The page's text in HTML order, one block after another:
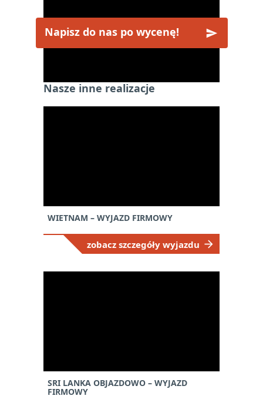
Napisz do nas po wycenę!
Nasze inne realizacje
WIETNAM – WYJAZD FIRMOWY
zobacz szczegóły wyjazdu
SRI LANKA OBJAZDOWO – WYJAZD
FIRMOWY